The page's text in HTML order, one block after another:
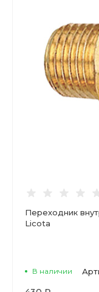
Переходник
Licota
В наличии